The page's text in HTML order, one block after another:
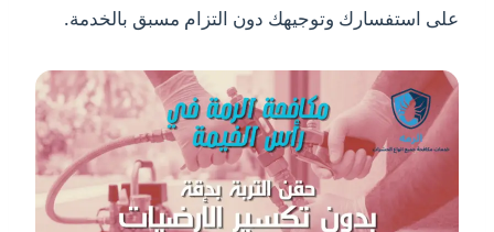
على استفسارك وتوجيهك دون التزام مسبق بالخدمة.